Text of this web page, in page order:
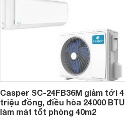
Casper SC-24FB36M giảm tới 4
triệu đồng, điều hòa 24000 BTU
làm mát tốt phòng 40m2